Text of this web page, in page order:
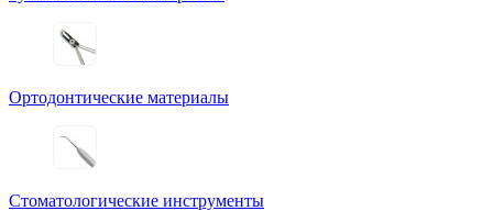
Ортодонтические материалы
Стоматологические инструменты